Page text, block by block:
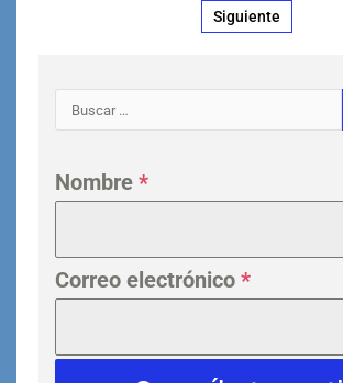
Siguiente
Nombre *
Correo electrónico *